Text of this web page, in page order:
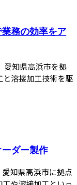
務の効率をア
愛知県高浜市を拠
溶接加工技術を駆
ダー製作
知県高浜市に拠点